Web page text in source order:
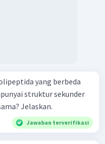
yang berbeda
struktur sekunder
Jelaskan.
Jawaban terverifikasi